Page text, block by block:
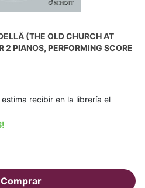
(THE OLD CHURCH AT
2 PIANOS, PERFORMING SCORE
recibir en la librería el
Comprar